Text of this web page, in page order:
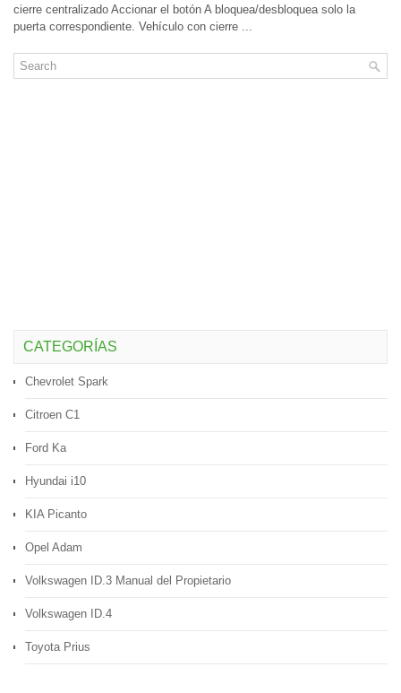
cierre centralizado Accionar el botón A bloquea/desbloquea solo la
puerta correspondiente. Vehículo con cierre ...
CATEGORÍAS
Chevrolet Spark
Citroen C1
Ford Ka
Hyundai i10
KIA Picanto
Opel Adam
Volkswagen ID.3 Manual del Propietario
Volkswagen ID.4
Toyota Prius